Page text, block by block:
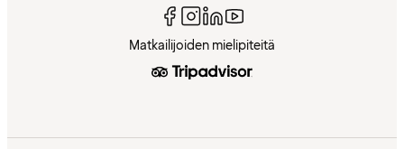
Matkailijoiden mielipiteitä